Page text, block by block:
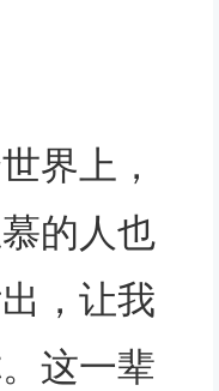
界上，
的人也
，让我
这一辈